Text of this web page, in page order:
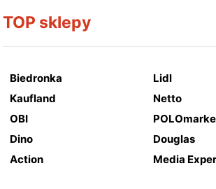
TOP sklepy
Biedronka Lidl
Kaufland
Netto
OBI
Dino
Douglas
Action
Media